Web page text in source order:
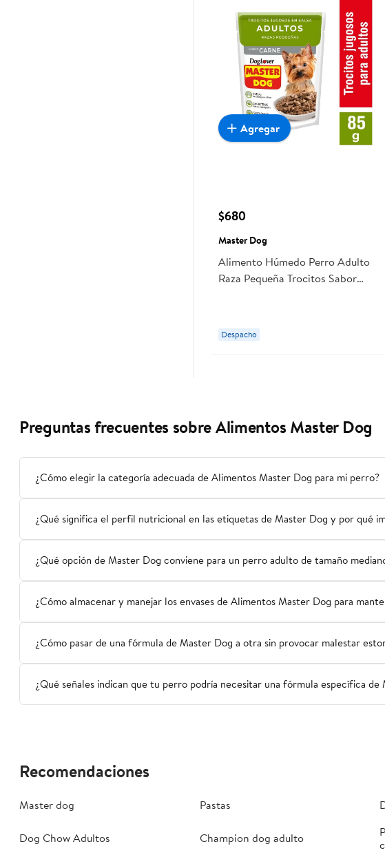
$680
Master Dog
Alimento Húmedo Perro Adulto
Raza Pequeña Trocitos Sabor
Despacho
Agregar
Preguntas frecuentes sobre Alimentos Master Dog
¿Cómo elegir la categoría adecuada de Alimentos Master Dog para mi perro?
¿Qué significa el perfil nutricional en las etiquetas de Master Dog y por qué
¿Qué opción de Master Dog conviene para un perro adulto de tamaño
¿Cómo almacenar y manejar los envases de Alimentos Master Dog para
¿Cómo pasar de una fórmula de Master Dog a otra sin provocar malestar
¿Qué señales indican que tu perro podría necesitar una fórmula específica de
Recomendaciones
Master dog Pastas
Dog Chow Adultos Champion dog adulto